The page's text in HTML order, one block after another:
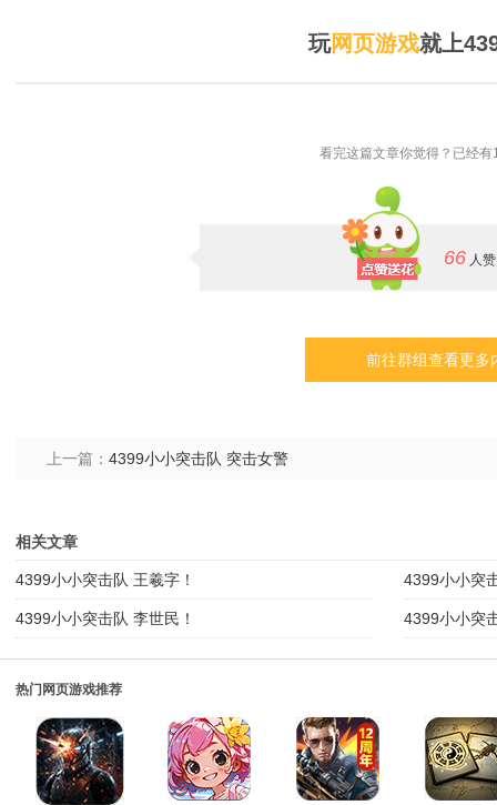
玩网页游戏就上
看完这篇文章你觉得？已经有
66 人
前往群组查看更多
上一篇： 4399小小突击队 突击女警
相关文章
4399小小突击队 王羲字！ 4399小小突
4399小小突击队 李世民！ 4399小小突
热门网页游戏推荐